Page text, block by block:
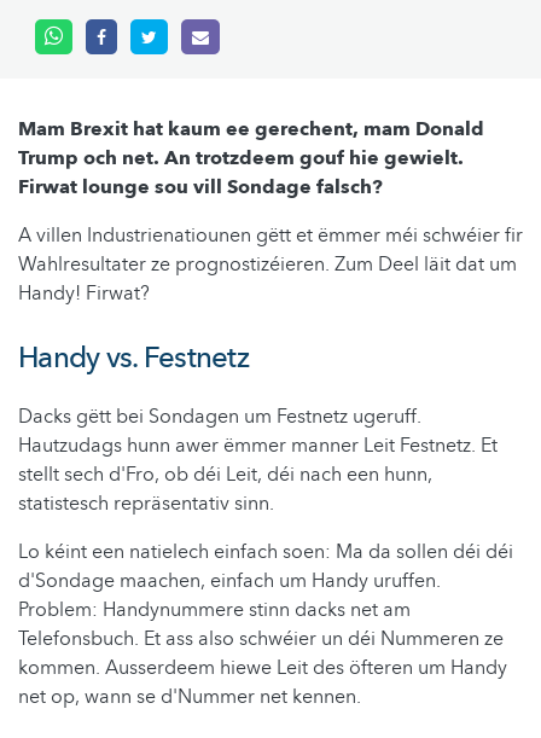
Mam Brexit hat kaum ee gerechent, mam Donald
Trump och net. An trotzdeem gouf hie gewielt.
Firwat lounge sou vill Sondage falsch?
A villen Industrienatiounen gëtt et ëmmer méi schwéier fir
Wahlresultater ze prognostizéieren. Zum Deel läit dat um
Handy! Firwat?
Handy vs. Festnetz
Dacks gëtt bei Sondagen um Festnetz ugeruff.
Hautzudags hunn awer ëmmer manner Leit Festnetz. Et
stellt sech d'Fro, ob déi Leit, déi nach een hunn,
statistesch repräsentativ sinn.
Lo kéint een natielech einfach soen: Ma da sollen déi déi
d'Sondage maachen, einfach um Handy uruffen.
Problem: Handynummere stinn dacks net am
Telefonsbuch. Et ass also schwéier un déi Nummeren ze
kommen. Ausserdeem hiewe Leit des öfteren um Handy
net op, wann se d'Nummer net kennen.